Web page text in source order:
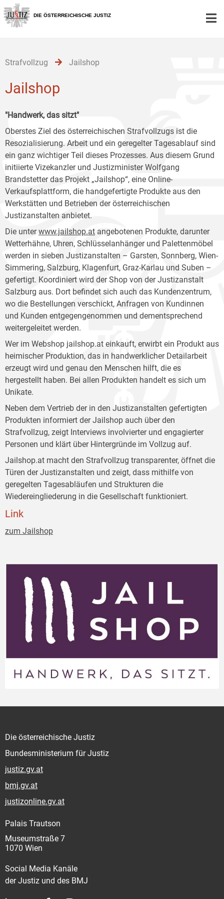
Zur
Hauptnavigation
[1]
Zum
Inhalt
[2]
Zum
Untermenü
[3]
DIE ÖSTERREICHISCHE JUSTIZ
Strafvollzug Jailshop
Jailshop
"Handwerk, das sitzt"
Oberstes Ziel des österreichischen Strafvollzugs ist die
Resozialisierung. Arbeit und ein geregelter Tagesablauf sind
ein ganz wichtiger Teil dieses Prozesses. Aus diesem Grund
initiierte Vizekanzler und Justizminister Wolfgang
Brandstetter das Projekt „Jailshop“, eine Online-
Verkaufsplattform, die handgefertigte Produkte aus den
Werkstätten und Betrieben der österreichischen
Justizanstalten anbietet.
Die unterwww.jailshop.at angebotenen Produkte, darunter
Wetterhähne, Uhren, Schlüsselanhänger und Palettenmöbel
werden in sieben Justizanstalten – Garsten, Sonnberg, Wien-
Simmering, Salzburg, Klagenfurt, Graz-Karlau und Suben –
gefertigt. Koordiniert wird der Shop von der Justizanstalt
Salzburg aus. Dort befindet sich auch das Kundenzentrum,
wo die Bestellungen verschickt, Anfragen von Kundinnen
und Kunden entgegengenommen und dementsprechend
weitergeleitet werden.
Wer im Webshop jailshop.at einkauft, erwirbt ein Produkt aus
heimischer Produktion, das in handwerklicher Detailarbeit
erzeugt wird und genau den Menschen hilft, die es
hergestellt haben. Bei allen Produkten handelt es sich um
Unikate.
Neben dem Vertrieb der in den Justizanstalten gefertigten
Produkten informiert der Jailshop auch über den
Strafvollzug, zeigt Interviews involvierter und engagierter
Personen und klärt über Hintergründe im Vollzug auf.
Jailshop.at macht den Strafvollzug transparenter, öffnet die
Türen der Justizanstalten und zeigt, dass mithilfe von
geregelten Tagesabläufen und Strukturen die
Wiedereingliederung in die Gesellschaft funktioniert.
Link
zum Jailshop
Die österreichische Justiz
Bundesministerium für Justiz
justiz.gv.at
bmj.gv.at
justizonline.gv.at
Palais Trautson
Museumstraße 7
1070 Wien
Social Media Kanäle
der Justiz und des BMJ